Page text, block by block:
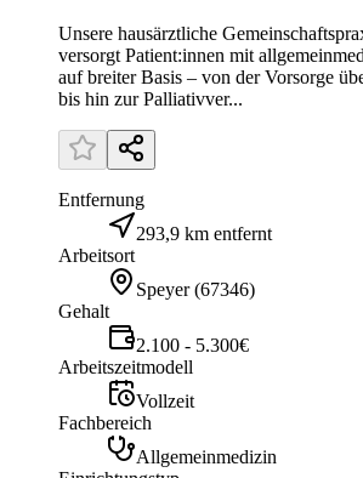
Unsere hausärztliche
versorgt Patient:innen mit
auf breiter Basis – von der Vorsorge
bis hin zur Palliativver...
Entfernung
293,9 km entfernt
Arbeitsort
Speyer (67346)
Gehalt
2.100 - 5.300€
Arbeitszeitmodell
Vollzeit
Fachbereich
Allgemeinmedizin